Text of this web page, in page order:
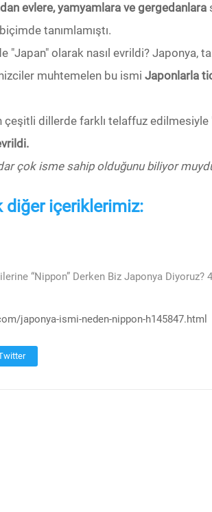
evlere, yamyamlara ve gergedanlara
tanımlamıştı.
"Japan" olarak nasıl evrildi? Japonya,
muhtemelen bu ismi Japonlarla
çeşitli dillerde farklı telaffuz
çok isme sahip olduğunu biliyor
diğer içeriklerimiz:
“Nippon” Derken Biz Japonya Diyoruz?
japonya-ismi-neden-nippon-h145847.html